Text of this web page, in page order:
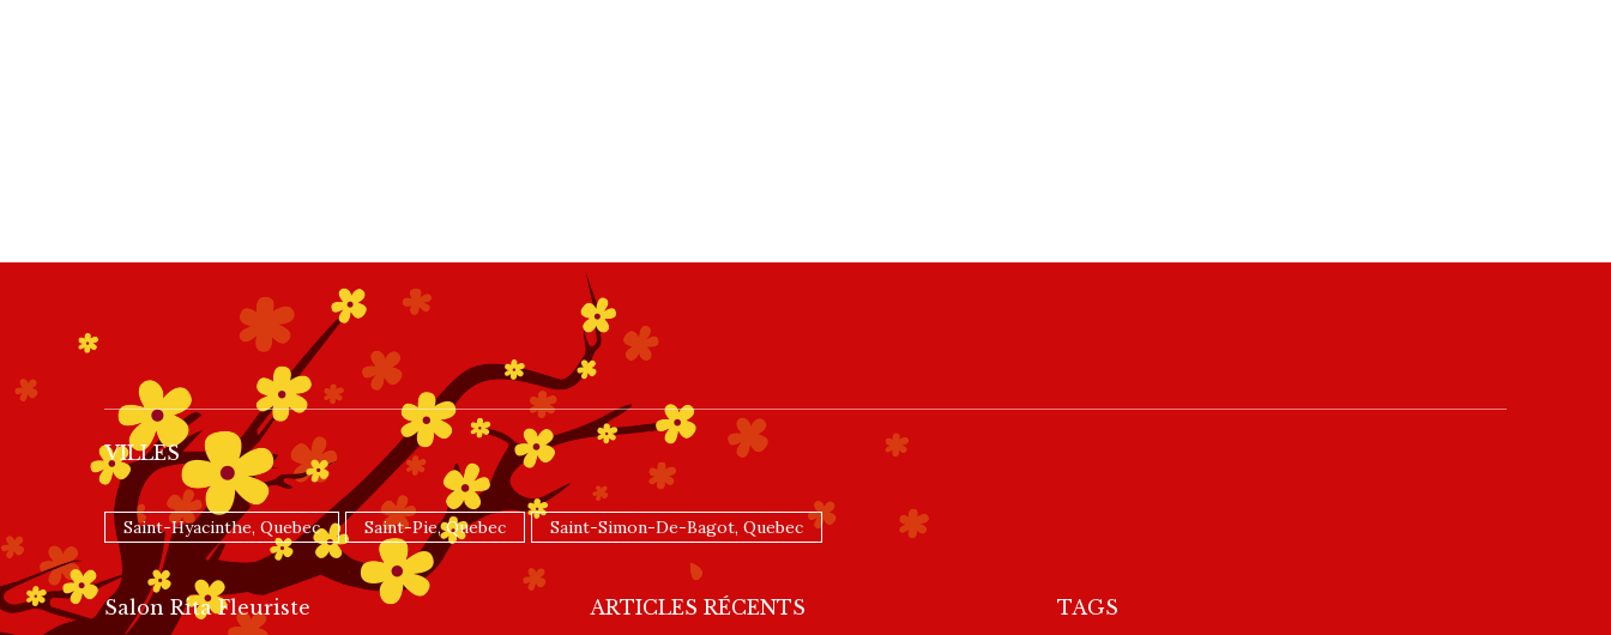
VILLES
Saint-Hyacinthe, Quebec Saint-Pie, Quebec Saint-Simon-De-Bagot, Quebec
Salon Rita Fleuriste ARTICLES RÉCENTS TAGS